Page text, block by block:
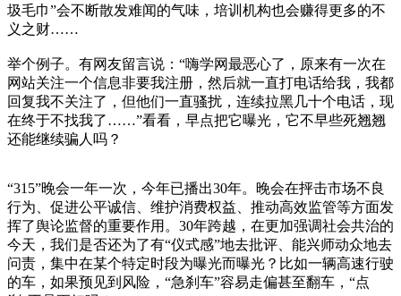
圾毛巾”会不断散发难闻的气味，培训机构也会赚得更多的不
义之财……
举个例子。有网友留言说：“嗨学网最恶心了，原来有一次在
网站关注一个信息非要我注册，然后就一直打电话给我，我都
回复我不关注了，但他们一直骚扰，连续拉黑几十个电话，现
在终于不找我了……”看看，早点把它曝光，它不早些死翘翘
还能继续骗人吗？
“315”晚会一年一次，今年已播出30年。晚会在抨击市场不良
行为、促进公平诚信、维护消费权益、推动高效监管等方面发
挥了舆论监督的重要作用。30年跨越，在更加强调社会共治的
今天，我们是否还为了有“仪式感”地去批评、能兴师动众地去
问责，集中在某个特定时段为曝光而曝光？比如一辆高速行驶
的车，如果预见到风险，“急刹车”容易走偏甚至翻车，“点